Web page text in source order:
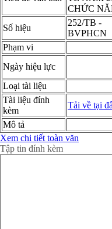
CHỨC
Số hiệu
252/TB -
BVPHCN
Phạm vi
Ngày hiệu lực
Loại tài liệu
Tài liệu đính
kèm
Tải về tại
Mô tả
Xem chi tiết toàn văn
Tập tin đính kèm